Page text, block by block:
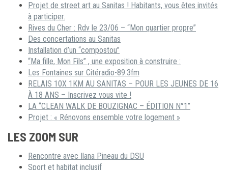
Projet de street art au Sanitas ! Habitants, vous êtes invités
à participer.
Rives du Cher : Rdv le 23/06 – “Mon quartier propre”
Des concertations au Sanitas
Installation d’un “compostou”
“Ma fille, Mon Fils” , une exposition à construire :
Les Fontaines sur Citéradio-89.3fm
RELAIS 10X 1KM AU SANITAS – POUR LES JEUNES DE 16
À 18 ANS – Inscrivez vous vite !
LA “CLEAN WALK DE BOUZIGNAC – ÉDITION N°1”
Projet : « Rénovons ensemble votre logement »
LES ZOOM SUR
Rencontre avec Ilana Pineau du DSU
Sport et habitat inclusif